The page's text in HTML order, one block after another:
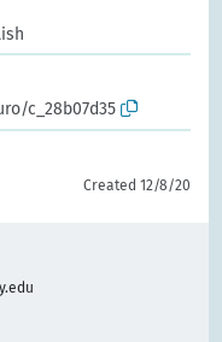
c_28b07d35
Created 12/8/20